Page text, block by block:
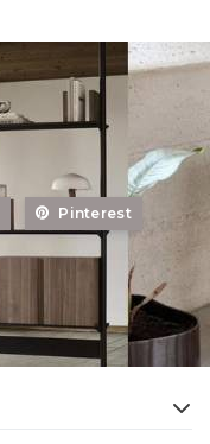
Pinterest